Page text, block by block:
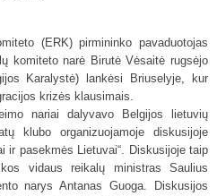
(ERK) pirmininko pavaduotojas
komiteto narė Birutė Vėsaitė rugsėjo
Karalystė) lankėsi Briuselyje, kur
krizės klausimais.
nariai dalyvavo Belgijos lietuvių
klubo organizuojamoje diskusijoje
ir pasekmės Lietuvai“. Diskusijoje taip
vidaus reikalų ministras Saulius
narys Antanas Guoga. Diskusijos